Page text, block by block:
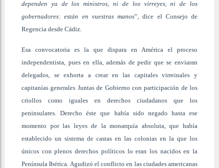
dependen ya de los ministros, ni de los virreyes, ni de los
gobernadores: están en vuestras manos”, dice el Consejo de
Regencia desde Cádiz.
Esa convocatoria es la que dispara en América el proceso
independentista, pues en ella, además de pedir que se enviaran
delegados, se exhorta a crear en las capitales virreinales y
capitanías generales Juntas de Gobierno con participación de los
criollos como iguales en derechos ciudadanos que los
peninsulares. Derecho éste que había sido negado hasta ese
momento por las leyes de la monarquía absoluta, que había
establecido un sistema de castas en las colonias en la que los
únicos con plenos derechos políticos lo eran los nacidos en la
Península Ibérica. Agudizó el conflicto en las ciudades americanas